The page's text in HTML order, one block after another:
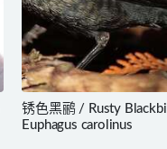
锈色黑鹂 / Rusty
Euphagus carolinus